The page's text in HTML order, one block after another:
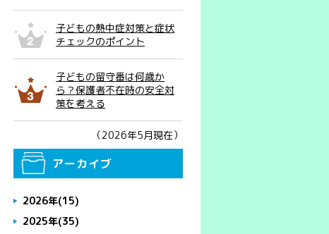
子どもの熱中症対策と症状
チェックのポイント
子どもの留守番は何歳か
ら？保護者不在時の安全対
策を考える
（2026年5月現在）
アーカイブ
2026年(15)
2025年(35)